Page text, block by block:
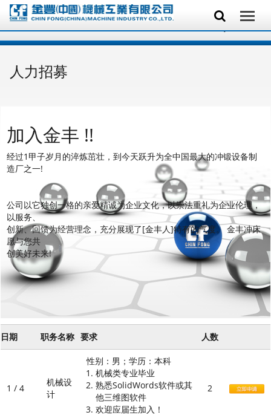
人力招募
加入金丰 !!
经过1甲子岁月的淬炼茁壮，到今天跃升为全中国最大的冲锻设备制
造厂之一!
公司以它独创一格的亲爱精诚为企业文化，以崇法重礼为企业伦理，
以服务、
创新、回馈为经营理念，充分展现了[金丰人]特有的气度。 金丰冲床
愿与您共
创美好未来!
日期 职务名称 要求 人数
1 / 4
机械设
计
性别：男；学历：本科
机械类专业毕业
熟悉SolidWords软件或其
他三维图软件
欢迎应届生加入！
2